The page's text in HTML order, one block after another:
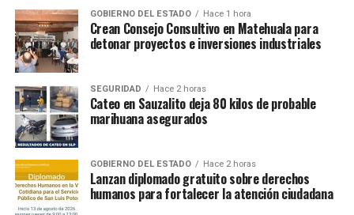
GOBIERNO DEL ESTADO Hace 1 hora
Crean Consejo Consultivo en Matehuala para
detonar proyectos e inversiones industriales
SEGURIDAD Hace 2 horas
Cateo en Sauzalito deja 80 kilos de probable
marihuana asegurados
GOBIERNO DEL ESTADO Hace 2 horas
Lanzan diplomado gratuito sobre derechos
humanos para fortalecer la atención ciudadana